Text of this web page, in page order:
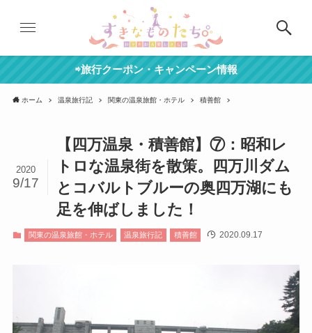
⇨旅行クーポン・キャンペーン情報
ホーム 温泉旅行記 関東の温泉旅館・ホテル 積善館
【四万温泉・積善館】⑦：昭和レ
トロな温泉街を散策。四万川ダム
とコバルトブルーの奥四万湖にも
足を伸ばしました！
2020
9/17
関東の温泉旅館・ホテル 温泉旅行記 積善館 2020.09.17